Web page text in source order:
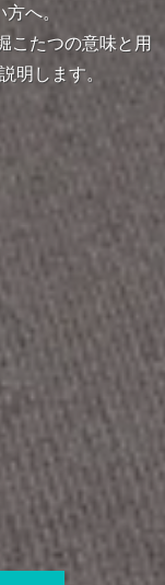
へ。
こたつの意味と用
明します。